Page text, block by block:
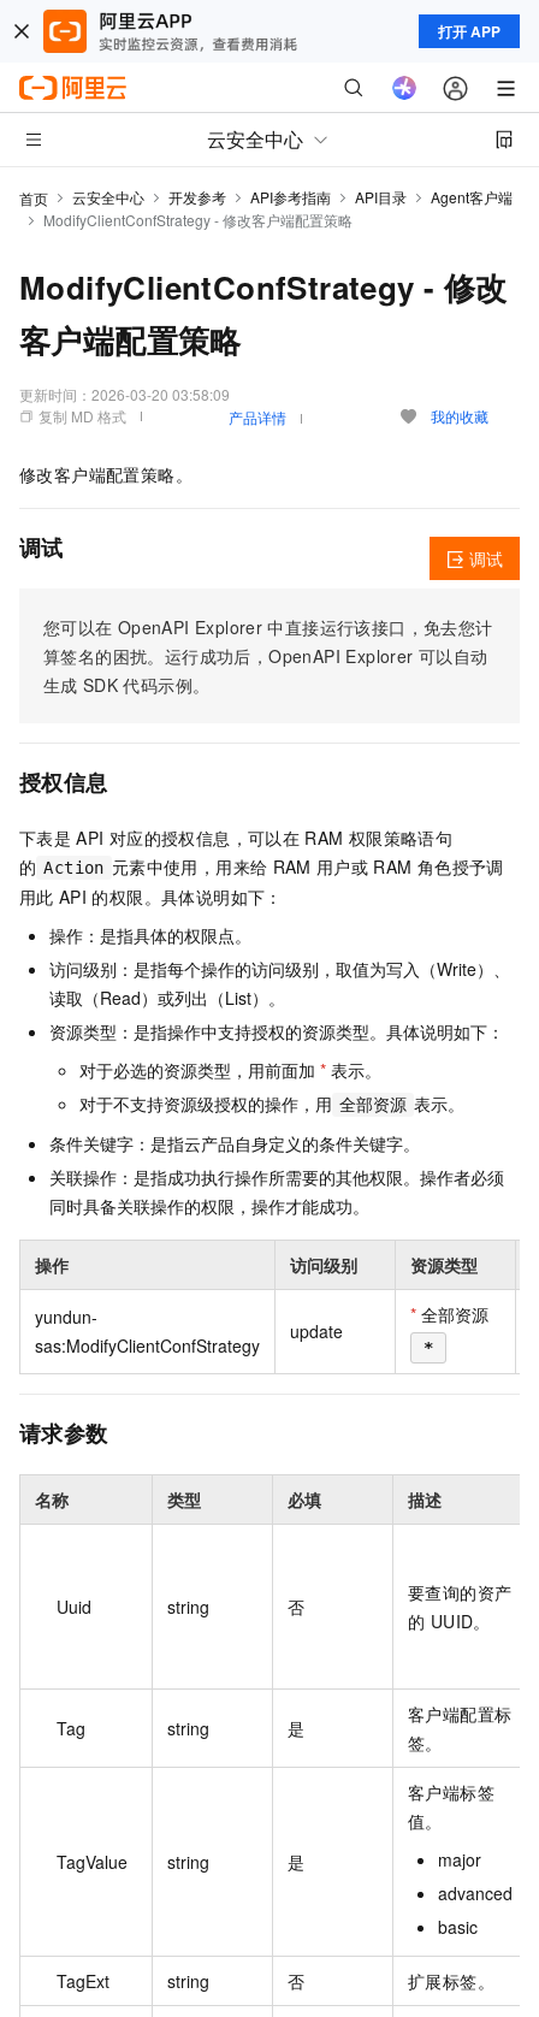
打开 APP
云安全中心
首页 云安全中心 开发参考 API参考指南 API目录
Agent客户端
ModifyClientConfStrategy - 修改客户端配置策略
ModifyClientConfStrategy - 修改
客户端配置策略
更新时间： 2026-03-20 03:58:09
复制 MD 格式
产品详情 我的收藏
修改客户端配置策略。
调试
您可以在 OpenAPI Explorer 中直接运行该接口，免去您计
算签名的困扰。运行成功后，OpenAPI Explorer 可以自动
生成 SDK 代码示例。
调试
授权信息
下表是 API 对应的授权信息，可以在 RAM 权限策略语句
的 Action 元素中使用，用来给 RAM 用户或 RAM 角色授予调
用此 API 的权限。具体说明如下：
操作：是指具体的权限点。
访问级别：是指每个操作的访问级别，取值为写入（Write）、
读取（Read）或列出（List）。
资源类型：是指操作中支持授权的资源类型。具体说明如下：
对于必选的资源类型，用前面加 * 表示。
对于不支持资源级授权的操作，用 全部资源 表示。
条件关键字：是指云产品自身定义的条件关键字。
关联操作：是指成功执行操作所需要的其他权限。操作者必须
同时具备关联操作的权限，操作才能成功。
操作 访问级别 资源类型
yundun-
sas:ModifyClientConfStrategy
update
* 全部资源
*
请求参数
名称 类型 必填 描述
Uuid string 否
要查询的资产
的 UUID。
Tag string 是
客户端配置标
签。
TagValue string 是
客户端标签
值。
major
advanced
basic
TagExt string 否 扩展标签。